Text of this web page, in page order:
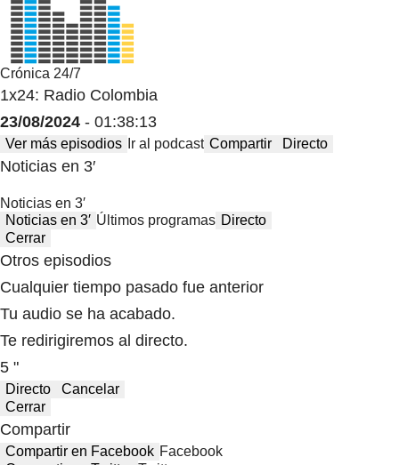
Crónica 24/7
1x24: Radio Colombia
23/08/2024 - 01:38:13
Ver más episodios Ir al podcast Compartir Directo
Noticias en 3′
Noticias en 3′
Noticias en 3′ Últimos programas Directo
Cerrar
Otros episodios
Cualquier tiempo pasado fue anterior
Tu audio se ha acabado.
Te redirigiremos al directo.
5 "
Directo
Cancelar
Cerrar
Compartir
Compartir en Facebook Facebook